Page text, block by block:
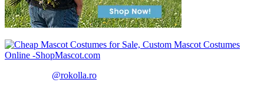
@rokolla.ro